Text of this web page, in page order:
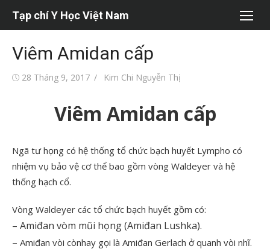
dung
Tạp chí Y Học Việt Nam
Viêm Amidan cấp
Đăng28 Tháng 9, 2017
Tác
Kim Chi Nguyễn Thị
Viêm Amidan cấp
Ngã tư họng có hệ thống tổ chức bạch huyết Lympho có
nhiệm vụ bảo vệ cơ thể bao gồm vòng Waldeyer và hệ
thống hạch cổ.
Vòng Waldeyer các tổ chức bạch huyết gồm có:
– Amiđan vòm mũi họng (Amiđan Lushka).
– Amiđan vòi cònhay gọi là Amiđan Gerlach ở quanh vòi nhĩ.